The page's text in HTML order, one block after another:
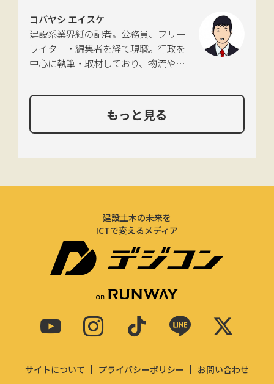
を手掛ける。現在は特に建築や不動
産、さらにはDX分野を探究中。
コバヤシ エイスケ
建設系業界紙の記者。公務員、フリー
ライター・編集者を経て現職。行政を
中心に執筆・取材しており、物流や環
もっと見る
建設土木の未来を
ICTで変えるメディア
サイトについて プライバシーポリシー お問い合わせ